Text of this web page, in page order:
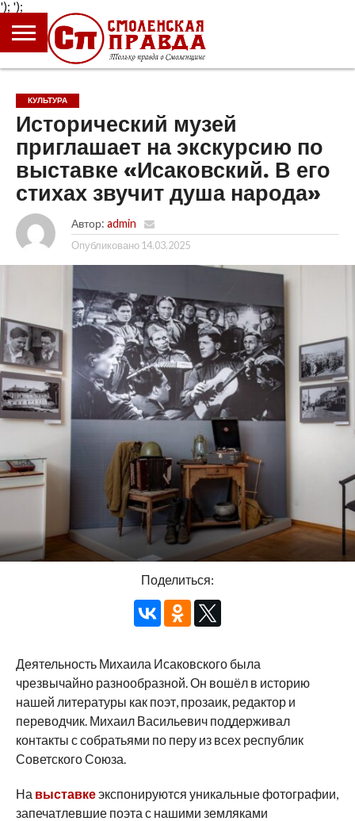
');
ГЛАВНАЯ
НОВОСТИ
ПРОИСШЕСТВИЯ
ПОЛИТИКА
КУЛЬТУРА
ЭКОНОМИКА
ОБЩЕСТВО
БЛОГИ
КУЛЬТУРА
Исторический музей
приглашает на экскурсию по
выставке «Исаковский. В его
стихах звучит душа народа»
Автор: admin
Опубликовано 14.03.2025
Поделиться:
Деятельность Михаила Исаковского была
чрезвычайно разнообразной. Он вошёл в историю
нашей литературы как поэт, прозаик, редактор и
переводчик. Михаил Васильевич поддерживал
контакты с собратьями по перу из всех республик
Советского Союза.
На выставкеэкспонируются уникальные фотографии,
запечатлевшие поэта с нашими земляками
');